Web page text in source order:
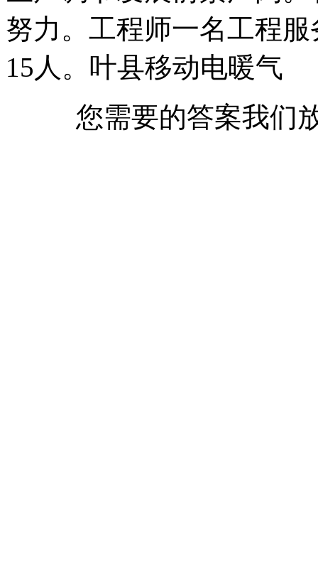
努力。工程师一名工程
15人。叶县移动电暖气
您需要的答案我们